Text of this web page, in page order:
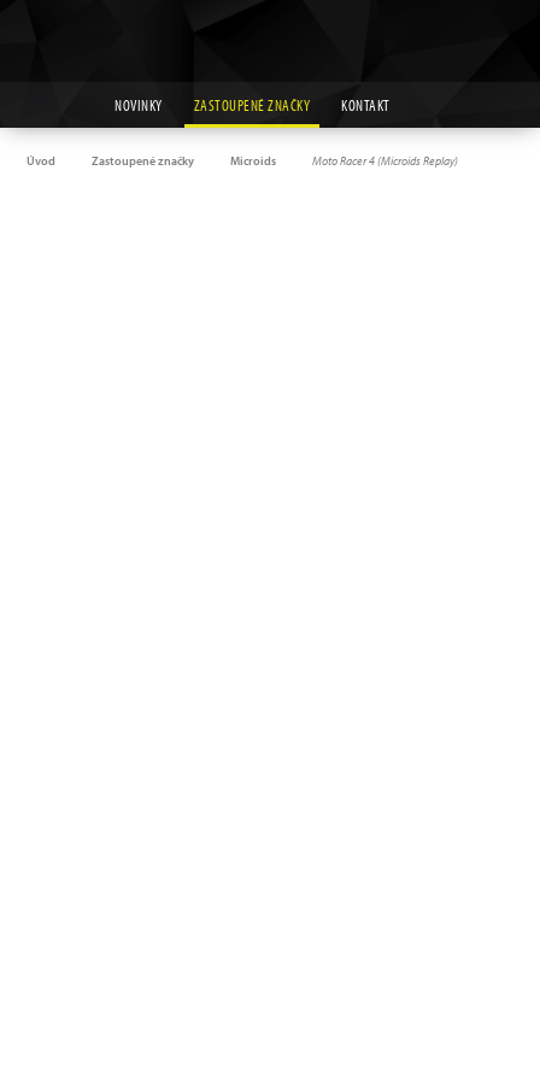
NOVINKY ZASTOUPENÉ ZNAČKY KONTAKT
Úvod Zastoupené značky Microids Moto Racer 4 (Microids Replay)